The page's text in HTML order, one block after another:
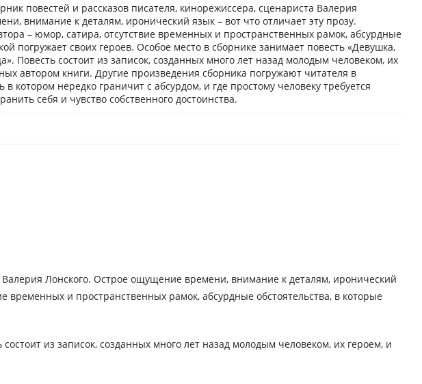
повестей и рассказов писателя, кинорежиссера, сценариста Валерия
внимание к деталям, иронический язык – вот что отличает эту прозу.
– юмор, сатира, отсутствие временных и пространственных рамок, абсурдные
погружает своих героев. Особое место в сборнике занимает повесть «Девушка,
Повесть состоит из записок, cозданных много лет назад молодым человеком, их
автором книги. Другие произведения сборника погружают читателя в
котором нередко граничит с абсурдом, и где простому человеку требуется
себя и чувство собственного достоинства.
Лонского. Острое ощущение времени, внимание к деталям, иронический
временных и пространственных рамок, абсурдные обстоятельства, в которые
из записок, cозданных много лет назад молодым человеком, их героем, и